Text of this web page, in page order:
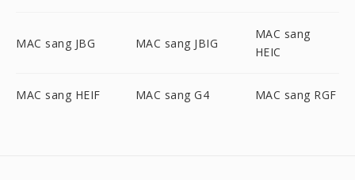
MAC sang JBG MAC sang JBIG
MAC sang
HEIC
MAC sang HEIF MAC sang G4 MAC sang RGF